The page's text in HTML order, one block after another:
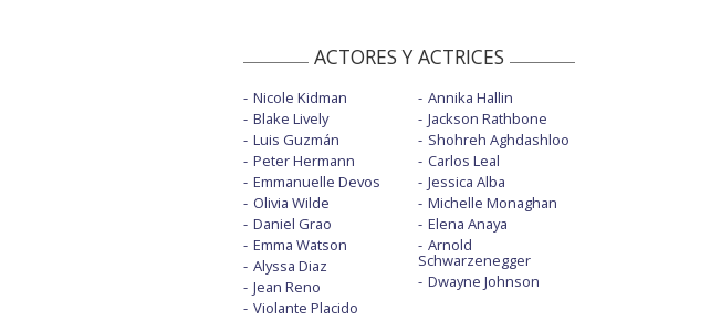
ACTORES Y ACTRICES
Nicole Kidman
Blake Lively
Luis Guzmán
Peter Hermann
Emmanuelle Devos
Olivia Wilde
Daniel Grao
Emma Watson
Alyssa Diaz
Jean Reno
Violante Placido
Annika Hallin
Jackson Rathbone
Shohreh Aghdashloo
Carlos Leal
Jessica Alba
Michelle Monaghan
Elena Anaya
Arnold
Schwarzenegger
Dwayne Johnson